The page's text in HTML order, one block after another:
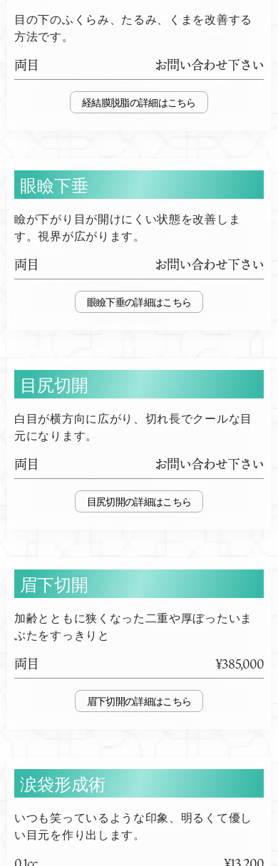
目の下のふくらみ、たるみ、くまを改善する
方法です。
両目 お問い合わせ下さい
経結膜脱脂
眼瞼下垂
瞼が下がり目が開けにくい状態を改善しま
す。視界が広がります。
両目 お問い合わせ下さい
眼瞼下垂
目尻切開
白目が横方向に広がり、切れ長でクールな目
元になります。
両目 お問い合わせ下さい
目尻切開
眉下切開
加齢とともに狭くなった二重や厚ぼったいま
ぶたをすっきりと
両目 ¥385,000
眉下切開
涙袋形成術
いつも笑っているような印象、明るくて優し
い目元を作り出します。